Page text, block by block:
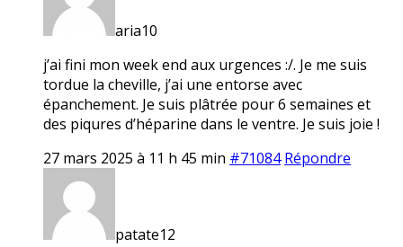
aria10
j’ai fini mon week end aux urgences :/. Je me suis
tordue la cheville, j’ai une entorse avec
épanchement. Je suis plâtrée pour 6 semaines et
des piqures d’héparine dans le ventre. Je suis joie !
27 mars 2025 à 11 h 45 min #71084 Répondre
patate12